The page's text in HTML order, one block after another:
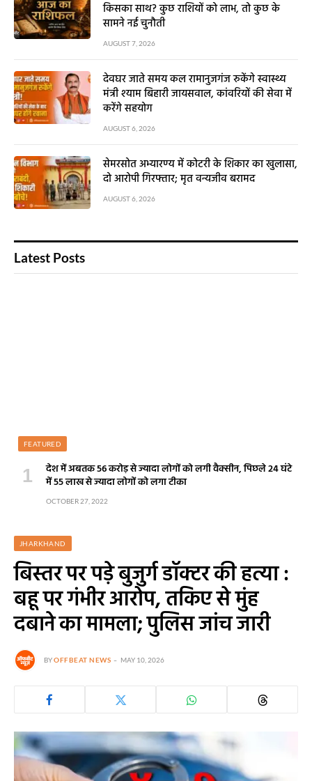
किसका साथ? कुछ राशियों को लाभ, तो कुछ के
सामने नई चुनौती
AUGUST 7, 2026
देवघर जाते समय कल रामानुजगंज रुकेंगे स्वास्थ्य
मंत्री श्याम बिहारी जायसवाल, कांवरियों की सेवा में
करेंगे सहयोग
AUGUST 6, 2026
सेमरसोत अभ्यारण्य में कोटरी के शिकार का खुलासा,
दो आरोपी गिरफ्तार; मृत वन्यजीव बरामद
AUGUST 6, 2026
Latest Posts
FEATURED
देश में अबतक 56 करोड़ से ज्यादा लोगों को लगी वैक्सीन, पिछले 24 घंटे
में 55 लाख से ज्यादा लोगों को लगा टीका
OCTOBER 27, 2022
JHARKHAND
बिस्तर पर पड़े बुजुर्ग डॉक्टर की हत्या :
बहू पर गंभीर आरोप, तकिए से मुंह
दबाने का मामला; पुलिस जांच जारी
BYOFFBEAT NEWS MAY 10, 2026